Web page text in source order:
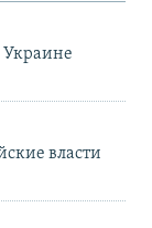
Украине
власти